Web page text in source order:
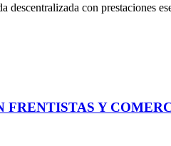
con prestaciones
FRENTISTAS Y